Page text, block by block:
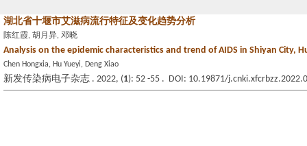
湖北省十堰市艾滋病流行特征及变化趋势分析
陈红霞, 胡月异, 邓晓
Analysis on the epidemic characteristics and trend of AIDS in Shiyan City,
Chen Hongxia, Hu Yueyi, Deng Xiao
新发传染病电子杂志 . 2022, (1): 52 -55 . DOI: 10.19871/